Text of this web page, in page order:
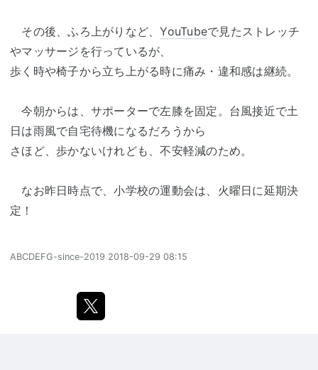
その後、ふろ上がりなど、YouTubeで見たストレッチ
やマッサージを行っているが、
歩く時や椅子から立ち上がる時に痛み・違和感は継続。
今朝からは、サポーターで左膝を固定。台風接近で土
日は雨風で自宅待機になるだろうから
さほど、歩かないけれども、不安軽減のため。
なお昨日時点で、小学校の運動会は、火曜日に延期決
定！
ABCDEFG-since-2019 2018-09-29 08:15